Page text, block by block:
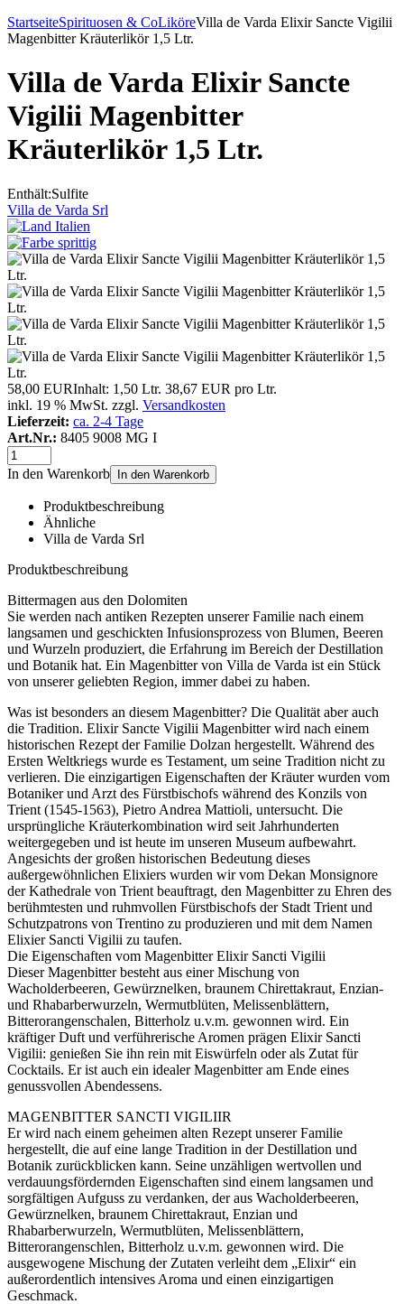
StartseiteSpirituosen & CoLiköreVilla de Varda Elixir Sancte Vigilii
Magenbitter Kräuterlikör 1,5 Ltr.
Villa de Varda Elixir Sancte
Vigilii Magenbitter
Kräuterlikör 1,5 Ltr.
Enthält:Sulfite
Villa de Varda Srl
58,00 EURInhalt: 1,50 Ltr. 38,67 EUR pro Ltr.
inkl. 19 % MwSt. zzgl. Versandkosten
Lieferzeit: ca. 2-4 Tage
Art.Nr.: 8405 9008 MG I
In den Warenkorb In den Warenkorb
Produktbeschreibung
Ähnliche
Villa de Varda Srl
Produktbeschreibung
Bittermagen aus den Dolomiten
Sie werden nach antiken Rezepten unserer Familie nach einem
langsamen und geschickten Infusionsprozess von Blumen, Beeren
und Wurzeln produziert, die Erfahrung im Bereich der Destillation
und Botanik hat. Ein Magenbitter von Villa de Varda ist ein Stück
von unserer geliebten Region, immer dabei zu haben.
Was ist besonders an diesem Magenbitter? Die Qualität aber auch
die Tradition. Elixir Sancte Vigilii Magenbitter wird nach einem
historischen Rezept der Familie Dolzan hergestellt. Während des
Ersten Weltkriegs wurde es Testament, um seine Tradition nicht zu
verlieren. Die einzigartigen Eigenschaften der Kräuter wurden vom
Botaniker und Arzt des Fürstbischofs während des Konzils von
Trient (1545-1563), Pietro Andrea Mattioli, untersucht. Die
ursprüngliche Kräuterkombination wird seit Jahrhunderten
weitergegeben und ist heute im unseren Museum aufbewahrt.
Angesichts der großen historischen Bedeutung dieses
außergewöhnlichen Elixiers wurden wir vom Dekan Monsignore
der Kathedrale von Trient beauftragt, den Magenbitter zu Ehren des
berühmtesten und ruhmvollen Fürstbischofs der Stadt Trient und
Schutzpatrons von Trentino zu produzieren und mit dem Namen
Elixier Sancti Vigilii zu taufen.
Die Eigenschaften vom Magenbitter Elixir Sancti Vigilii
Dieser Magenbitter besteht aus einer Mischung von
Wacholderbeeren, Gewürznelken, braunem Chirettakraut, Enzian-
und Rhabarberwurzeln, Wermutblüten, Melissenblättern,
Bitterorangenschalen, Bitterholz u.v.m. gewonnen wird. Ein
kräftiger Duft und verführerische Aromen prägen Elixir Sancti
Vigilii: genießen Sie ihn rein mit Eiswürfeln oder als Zutat für
Cocktails. Er ist auch ein idealer Magenbitter am Ende eines
genussvollen Abendessens.
MAGENBITTER SANCTI VIGILIIR
Er wird nach einem geheimen alten Rezept unserer Familie
hergestellt, die auf eine lange Tradition in der Destillation und
Botanik zurückblicken kann. Seine unzähligen wertvollen und
verdauungsfördernden Eigenschaften sind einem langsamen und
sorgfältigen Aufguss zu verdanken, der aus Wacholderbeeren,
Gewürznelken, braunem Chirettakraut, Enzian und
Rhabarberwurzeln, Wermutblüten, Melissenblättern,
Bitterorangenschlen, Bitterholz u.v.m. gewonnen wird. Die
ausgewogene Mischung der Zutaten verleiht dem „Elixir“ ein
außerordentlich intensives Aroma und einen einzigartigen
Geschmack.